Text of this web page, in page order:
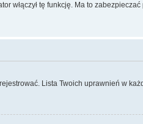
włączył tę funkcję. Ma to
Lista Twoich uprawnień w